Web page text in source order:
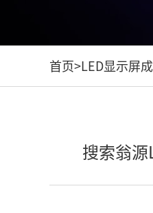
首页>LED显示屏
搜索翁